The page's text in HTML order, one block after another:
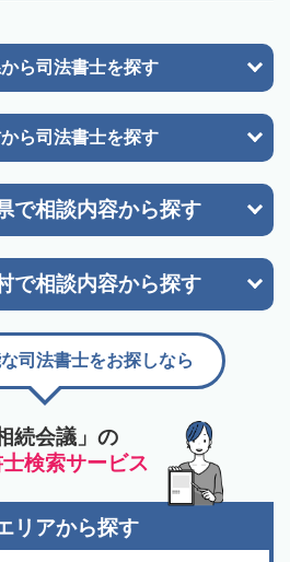
ら司法書士を探す
ら司法書士を探す
で相談内容から探す
で相談内容から探す
続会議」の
検索サービス
司法書士をお探しなら
リアから探す